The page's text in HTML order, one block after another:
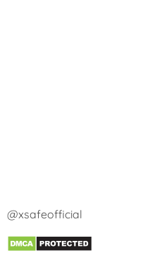
@xsafeofficial